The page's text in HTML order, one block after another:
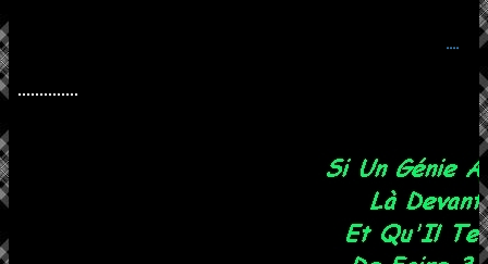
....
..............